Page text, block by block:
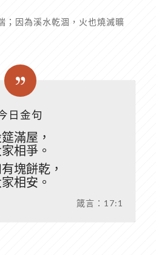
；因為溪水乾涸，火也燒滅曠
日金句
滿屋，
相爭。
塊餅乾，
相安。
箴言：17:1